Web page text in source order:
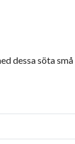
dessa söta små